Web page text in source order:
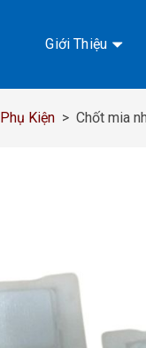
Giới Thiệu
Phụ Kiện > Chốt mia